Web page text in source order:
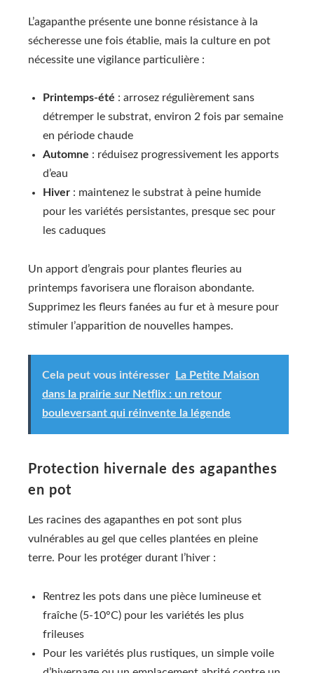
L’agapanthe présente une bonne résistance à la
sécheresse une fois établie, mais la culture en pot
nécessite une vigilance particulière :
Printemps-été : arrosez régulièrement sans
détremper le substrat, environ 2 fois par semaine
en période chaude
Automne : réduisez progressivement les apports
d’eau
Hiver : maintenez le substrat à peine humide
pour les variétés persistantes, presque sec pour
les caduques
Un apport d’engrais pour plantes fleuries au
printemps favorisera une floraison abondante.
Supprimez les fleurs fanées au fur et à mesure pour
stimuler l’apparition de nouvelles hampes.
Cela peut vous intéresser
La Petite Maison
dans la prairie sur Netflix : un retour
bouleversant qui réinvente la légende
Protection hivernale des agapanthes
en pot
Les racines des agapanthes en pot sont plus
vulnérables au gel que celles plantées en pleine
terre. Pour les protéger durant l’hiver :
Rentrez les pots dans une pièce lumineuse et
fraîche (5-10°C) pour les variétés les plus
frileuses
Pour les variétés plus rustiques, un simple voile